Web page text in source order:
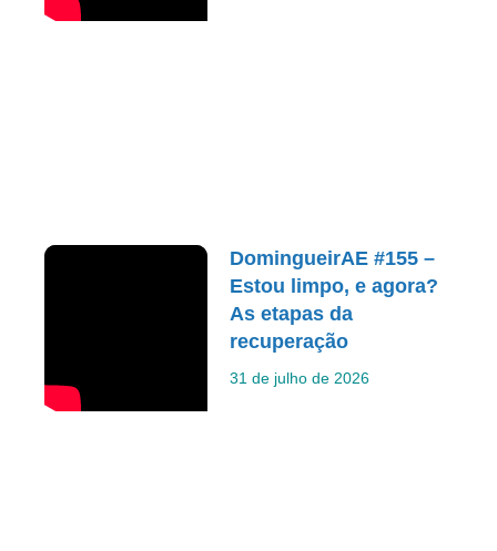
DomingueirAE #155 –
Estou limpo, e agora?
As etapas da
recuperação
31 de julho de 2026